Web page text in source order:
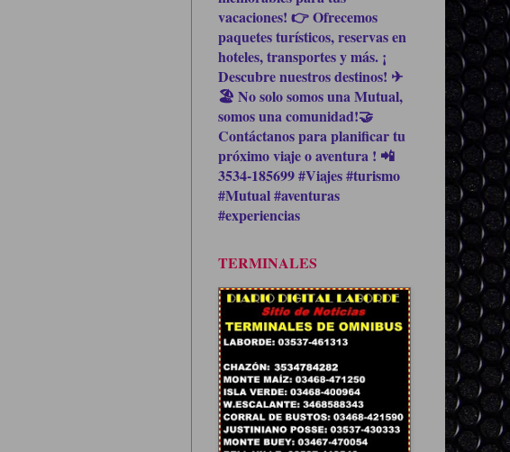
vacaciones! 👉 Ofrecemos
paquetes turísticos, reservas en
hoteles, transportes y más. ¡
Descubre nuestros destinos! ✈
🏖 No solo somos una Mutual,
somos una comunidad!🤝
Contáctanos para planificar tu
próximo viaje o aventura ! 📲
3534-185699 #Viajes #turismo
#Mutual #aventuras
#experiencias
TERMINALES